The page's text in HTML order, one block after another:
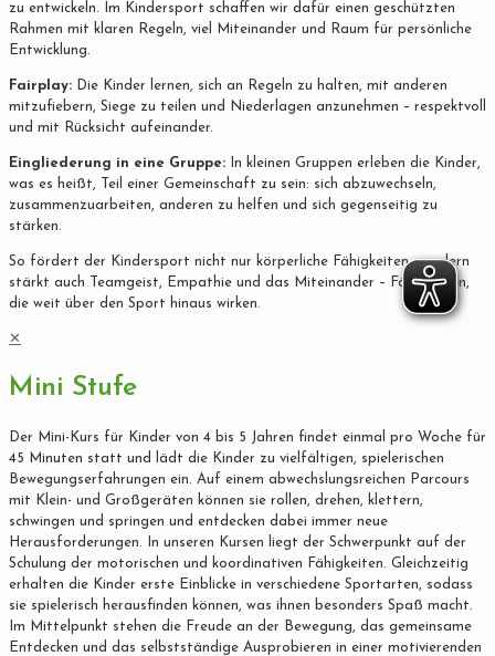
zu entwickeln. Im Kindersport schaffen wir dafür einen geschützten
Rahmen mit klaren Regeln, viel Miteinander und Raum für persönliche
Entwicklung.
Fairplay: Die Kinder lernen, sich an Regeln zu halten, mit anderen
mitzufiebern, Siege zu teilen und Niederlagen anzunehmen – respektvoll
und mit Rücksicht aufeinander.
Eingliederung in eine Gruppe: In kleinen Gruppen erleben die Kinder,
was es heißt, Teil einer Gemeinschaft zu sein: sich abzuwechseln,
zusammenzuarbeiten, anderen zu helfen und sich gegenseitig zu
stärken.
So fördert der Kindersport nicht nur körperliche Fähigkeiten, sondern
stärkt auch Teamgeist, Empathie und das Miteinander – Fähigkeiten,
die weit über den Sport hinaus wirken.
✕
Mini Stufe
Der Mini-Kurs für Kinder von 4 bis 5 Jahren findet einmal pro Woche für
45 Minuten statt und lädt die Kinder zu vielfältigen, spielerischen
Bewegungserfahrungen ein. Auf einem abwechslungsreichen Parcours
mit Klein- und Großgeräten können sie rollen, drehen, klettern,
schwingen und springen und entdecken dabei immer neue
Herausforderungen. In unseren Kursen liegt der Schwerpunkt auf der
Schulung der motorischen und koordinativen Fähigkeiten. Gleichzeitig
erhalten die Kinder erste Einblicke in verschiedene Sportarten, sodass
sie spielerisch herausfinden können, was ihnen besonders Spaß macht.
Im Mittelpunkt stehen die Freude an der Bewegung, das gemeinsame
Entdecken und das selbstständige Ausprobieren in einer motivierenden